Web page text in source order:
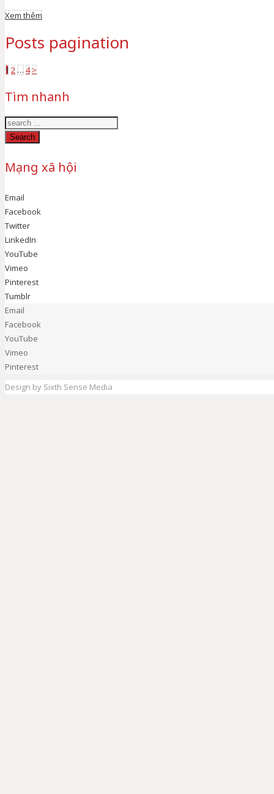
Xem thêm
Posts pagination
1 2 … 4 >
Tìm nhanh
Search
Mạng xã hội
Email
Facebook
Twitter
LinkedIn
YouTube
Vimeo
Pinterest
Tumblr
Email
Facebook
YouTube
Vimeo
Pinterest
Design by Sixth Sense Media